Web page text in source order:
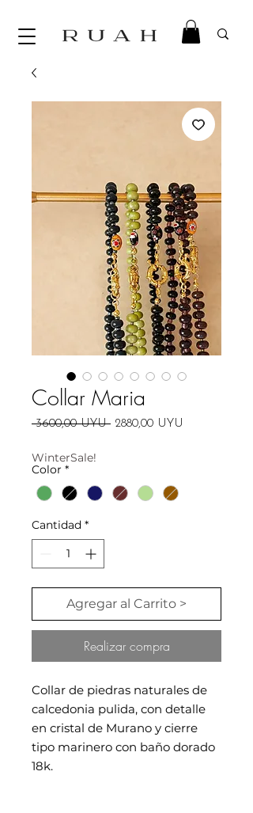
Collar Maria
3600,00 UYU Precio
2880,00 UYU
WinterSale!
Color *
Cantidad *
Agregar al Carrito >
Realizar compra
Collar de piedras naturales de
calcedonia pulida, con detalle
en cristal de Murano y cierre
tipo marinero con baño dorado
18k.